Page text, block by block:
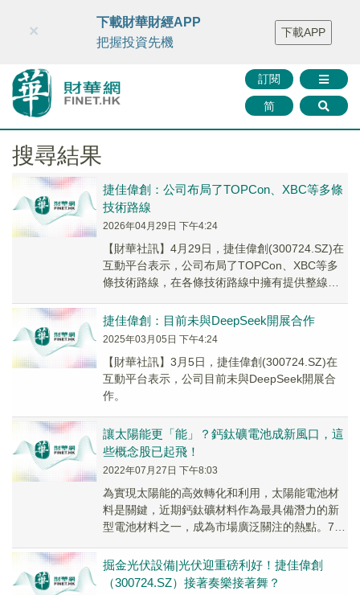
財華智庫網 FINTV FINMETA 財華證券 媒體矩陣
智庫沙龍
聯絡我們
訂閱
简
×
下載財華財經APP
把握投資先機
下載APP
搜尋結果
捷佳偉創：公司布局了TOPCon、XBC等多條
技術路線
2026年04月29日 下午4:24
【財華社訊】4月29日，捷佳偉創(300724.SZ)在
互動平台表示，公司布局了TOPCon、XBC等多
條技術路線，在各條技術路線中擁有提供整線設
捷佳偉創：目前未與DeepSeek開展合作
2025年03月05日 下午4:24
【財華社訊】3月5日，捷佳偉創(300724.SZ)在
互動平台表示，公司目前未與DeepSeek開展合
作。
讓太陽能更「能」？鈣鈦礦電池成新風口，這
些概念股已起飛！
2022年07月27日 下午8:03
為實現太陽能的高效轉化和利用，太陽能電池材
料是關鍵，近期鈣鈦礦材料作為最具備潛力的新
型電池材料之一，成為市場廣泛關注的熱點。7月
逾3%...
掘金光伏設備|光伏迎重磅利好！捷佳偉創
（300724.SZ）接著奏樂接著舞？